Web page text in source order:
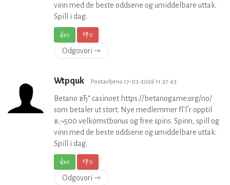
vinn med de beste oddsene og umiddelbare uttak.
Spill i dag.
👍0 👎0
Odgovori ⇾
Wtpquk Postavljeno 17-03-2026 11:27:43
Betano вЂ“ casinoet https://betanogame.org/no/
som betaler ut stort. Nye medlemmer fГҐr opptil
в‚¬500 velkomstbonus og free spins. Spinn, spill og
vinn med de beste oddsene og umiddelbare uttak.
Spill i dag.
👍0 👎0
Odgovori ⇾